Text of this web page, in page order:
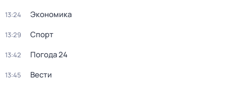
13:24 Экономика
13:29 Спорт
13:42 Погода 24
13:45 Вести